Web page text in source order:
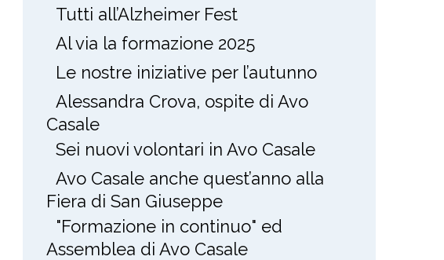
Tutti all’Alzheimer Fest
Al via la formazione 2025
Le nostre iniziative per l’autunno
Alessandra Crova, ospite di Avo
Casale
Sei nuovi volontari in Avo Casale
Avo Casale anche quest’anno alla
Fiera di San Giuseppe
"Formazione in continuo" ed
Assemblea di Avo Casale